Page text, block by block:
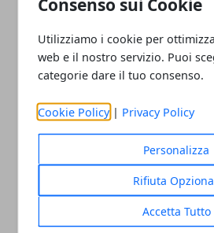
Utilizziamo i cookie per
web e il nostro servizio. Puoi
categorie dare il tuo consenso.
Cookie Policy | Privacy Policy
Personalizza
Rifiuta
Accetta Tutto
ARTICOLI CORRELATI